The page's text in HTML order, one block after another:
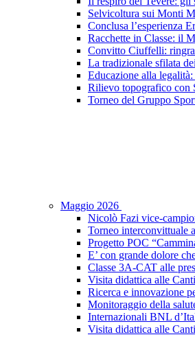
Selvicoltura sui Monti
Conclusa l’esperienza
Racchette in Classe: il
Convitto Ciuffelli:
La tradizionale sfilata
Educazione alla
Rilievo topografico con
Torneo del Gruppo
Maggio 2026
Nicolò Fazi vice-
Torneo interconvittuale
Progetto POC
E’ con grande dolore
Classe 3A-CAT alle
Visita didattica alle
Ricerca e innovazione
Monitoraggio della
Internazionali BNL
Visita didattica alle